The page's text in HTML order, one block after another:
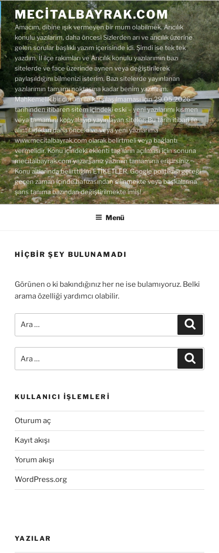
İçeriğe
geç MECITALBAYRAK.COM
Amacım, dibine ışık vermeyen bir mum olabilmek. Arıcılık
konulu yazılarım, daha öncesi Sizlerden arı ve arıcılık üzerine
gelen sorular başlıklı yazım içerisinde idi. Şimdi ise tek tek
yazdım. İl ilçe rakımları ve Arıcılık konulu yazılarımın bazı
sitelerde ve face üzerinde aynen veya değiştirilerek
paylaşıldığını bilmenizi isterim. Bazı sitelerde yayınlanan
yazılarımın tamamı noktasına kadar benim yazılarım.
Mahkemelik bir durum ile karşılaşılmaması için 29.05.2026
tarihinden itibaren sitem içindeki eski – yeni yazılarımı kısmen
veya tamamını kopyalayıp yayınlayan siteler; Bu tarih itibari ile
alıntıladıkları daha önceki ve veya yeni yazılarıma
www.mecitalbayrak.com olarak belirtmeli veya bağlantı
vermelidir. Konu içindeki eklenti tag'ların açılması için sonuna
mecitalbayrak.com yazarsanız yazımın tamamına erişirsiniz.
Konu altlarında belirttiğim ETİKETLER, Google politikası gereği
geçen zaman içinde hafızasından silinmekte veya başkalarına
şans tanıma bazından değiştirilmekte imiş!
Menü
HIÇBIR ŞEY BULUNAMADI
Görünen o ki bakındığınız her ne ise bulamıyoruz. Belki
arama özelliği yardımcı olabilir.
KULLANICI İŞLEMLERI
Oturum aç
Kayıt akışı
Yorum akışı
WordPress.org
YAZILAR